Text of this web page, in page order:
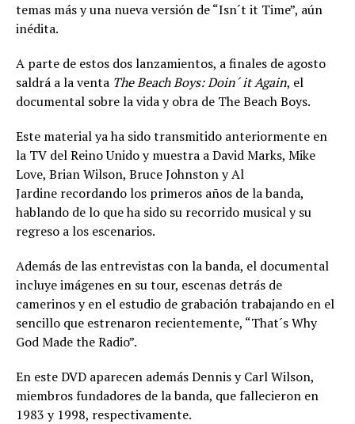
temas más y una nueva versión de “Isn´t it Time”, aún
inédita.
A parte de estos dos lanzamientos, a finales de agosto
saldrá a la venta The Beach Boys: Doin´ it Again, el
documental sobre la vida y obra de The Beach Boys.
Este material ya ha sido transmitido anteriormente en
la TV del Reino Unido y muestra a David Marks, Mike
Love, Brian Wilson, Bruce Johnston y Al
Jardine recordando los primeros años de la banda,
hablando de lo que ha sido su recorrido musical y su
regreso a los escenarios.
Además de las entrevistas con la banda, el documental
incluye imágenes en su tour, escenas detrás de
camerinos y en el estudio de grabación trabajando en el
sencillo que estrenaron recientemente, “That´s Why
God Made the Radio”.
En este DVD aparecen además Dennis y Carl Wilson,
miembros fundadores de la banda, que fallecieron en
1983 y 1998, respectivamente.